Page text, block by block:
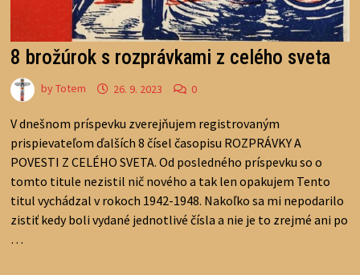
8 brožúrok s rozprávkami z celého sveta
byTotem 26. 9. 2023 0
V dnešnom príspevku zverejňujem registrovaným
prispievateľom ďalších 8 čísel časopisu ROZPRÁVKY A
POVESTI Z CELÉHO SVETA. Od posledného príspevku so o
tomto titule nezistil nič nového a tak len opakujem Tento
titul vychádzal v rokoch 1942-1948. Nakoľko sa mi nepodarilo
zistiť kedy boli vydané jednotlivé čísla a nie je to zrejmé ani po
…